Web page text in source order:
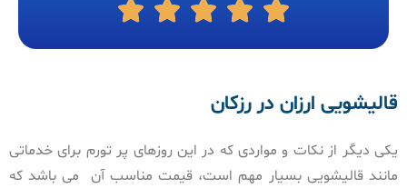
قالیشویی ارزان در رزکان
یکی دیگر از نکات و مواردی که در این روزهای پر تورم برای خدماتی
مانند قالیشویی بسیار مهم است، قیمت مناسب آن می باشد که